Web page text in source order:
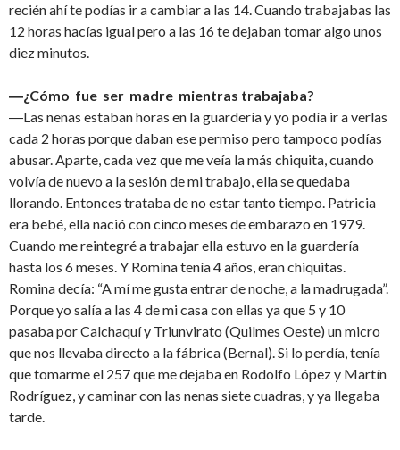
recién ahí te podías ir a cambiar a las 14. Cuando trabajabas las
12 horas hacías igual pero a las 16 te dejaban tomar algo unos
diez minutos.
―¿Cómo fue ser madre mientras trabajaba?
―Las nenas estaban horas en la guardería y yo podía ir a verlas
cada 2 horas porque daban ese permiso pero tampoco podías
abusar. Aparte, cada vez que me veía la más chiquita, cuando
volvía de nuevo a la sesión de mi trabajo, ella se quedaba
llorando. Entonces trataba de no estar tanto tiempo. Patricia
era bebé, ella nació con cinco meses de embarazo en 1979.
Cuando me reintegré a trabajar ella estuvo en la guardería
hasta los 6 meses. Y Romina tenía 4 años, eran chiquitas.
Romina decía: “A mí me gusta entrar de noche, a la madrugada”.
Porque yo salía a las 4 de mi casa con ellas ya que 5 y 10
pasaba por Calchaquí y Triunvirato (Quilmes Oeste) un micro
que nos llevaba directo a la fábrica (Bernal). Si lo perdía, tenía
que tomarme el 257 que me dejaba en Rodolfo López y Martín
Rodríguez, y caminar con las nenas siete cuadras, y ya llegaba
tarde.